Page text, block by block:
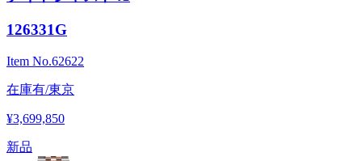
126331G
Item No.62622
在庫有/東京
¥3,699,850
新品